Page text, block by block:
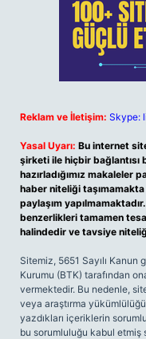
Reklam ve İletişim: Skype:
Yasal Uyarı: Bu internet
şirketi ile hiçbir bağlantısı
hazırladığımız makaleler
haber niteliği
paylaşım
benzerlikleri tamamen
halindedir ve tavsiye
Sitemiz, 5651 Sayılı
Kurumu (BTK) tarafından
vermektedir. Bu nedenle,
veya araştırma
yazdıkları içeriklerin
bu sorumluluğu kabul etmiş